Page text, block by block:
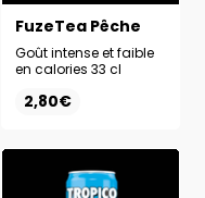
FuzeTea Pêche
Goût intense et faible
en calories 33 cl
2,80€